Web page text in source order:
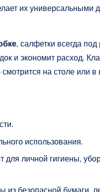
их универсальными
, салфетки всегда под
и экономит расход.
на столе или
использования.
для личной гигиены,
из безопасной бумаги,